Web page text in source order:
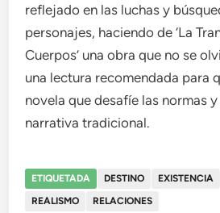
reflejado en las luchas y
personajes, haciendo de ‘La
Cuerpos’ una obra que no se
una lectura recomendada para
novela que desafíe las normas
narrativa tradicional.
ETIQUETADA DESTINO EXISTENCIA
REALISMO
RELACIONES